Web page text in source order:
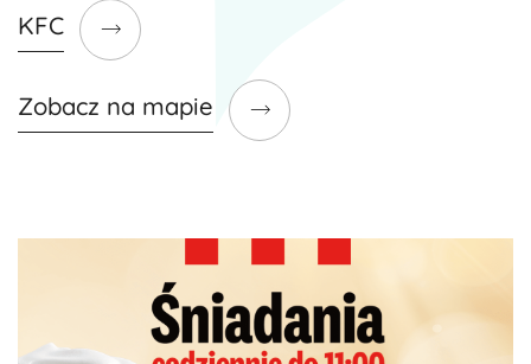
KFC
Zobacz na mapie